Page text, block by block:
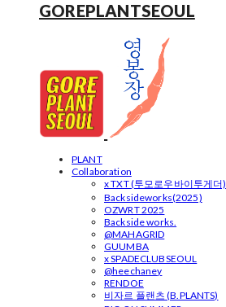
GOREPLANTSEOUL
PLANT
Collaboration
x TXT (투모로우바이투게더)
Backsideworks(2025)
OZWRT 2025
Backside works.
@MAHAGRID
GUUMBA
x SPADECLUBSEOUL
@heechaney
RENDOE
비자르 플랜츠 (B.PLANTS)